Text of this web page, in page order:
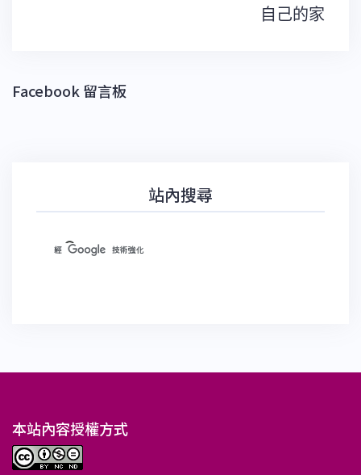
自己的家
Facebook 留言板
站內搜尋
本站內容授權方式